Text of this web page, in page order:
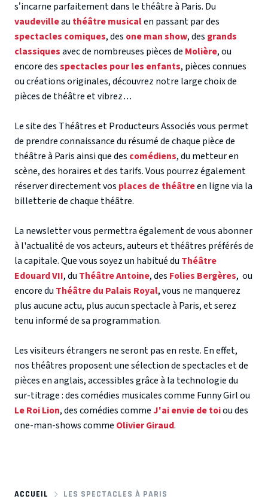
s’incarne parfaitement dans le théâtre à Paris. Du
vaudevilleau théâtre musicalen passant par des
spectacles comiques, des one man show, des grands
classiquesavec de nombreuses pièces de Molière, ou
encore desspectacles pour les enfants, pièces connues
ou créations originales, découvrez notre large choixde
pièces de théâtreet vibrez…
Le site des Théâtres et Producteurs Associés vous permet
de prendre connaissance du résumé de chaque pièce de
théâtre à Parisainsi que des comédiens, du metteur en
scène, des horaires et des tarifs. Vous pourrez également
réserver directement vos places de théâtreen ligne via la
billetterie de chaque théâtre.
La newsletter vous permettra également de vous abonner
à l'actualité de vos acteurs, auteurs et théâtres préférés de
la capitale. Que vous soyez un habitué du Théâtre
Edouard VII, du Théâtre Antoine, des Folies Bergères, ou
encore du Théâtre du Palais Royal, vous ne manquerez
plus aucune actu, plus aucun spectacle à Paris, et serez
tenu informé de sa programmation.
Les visiteurs étrangers ne seront pas en reste. En effet,
nos théâtres proposent une sélection de spectacles et de
pièces en anglais, accessibles grâce à la technologie du
sur-titrage : des comédies musicales comme Funny Girl ou
Le Roi Lion, des comédies comme J'ai envie de toiou des
one-man-shows comme Olivier Giraud.
ACCUEIL LES SPECTACLES À PARIS